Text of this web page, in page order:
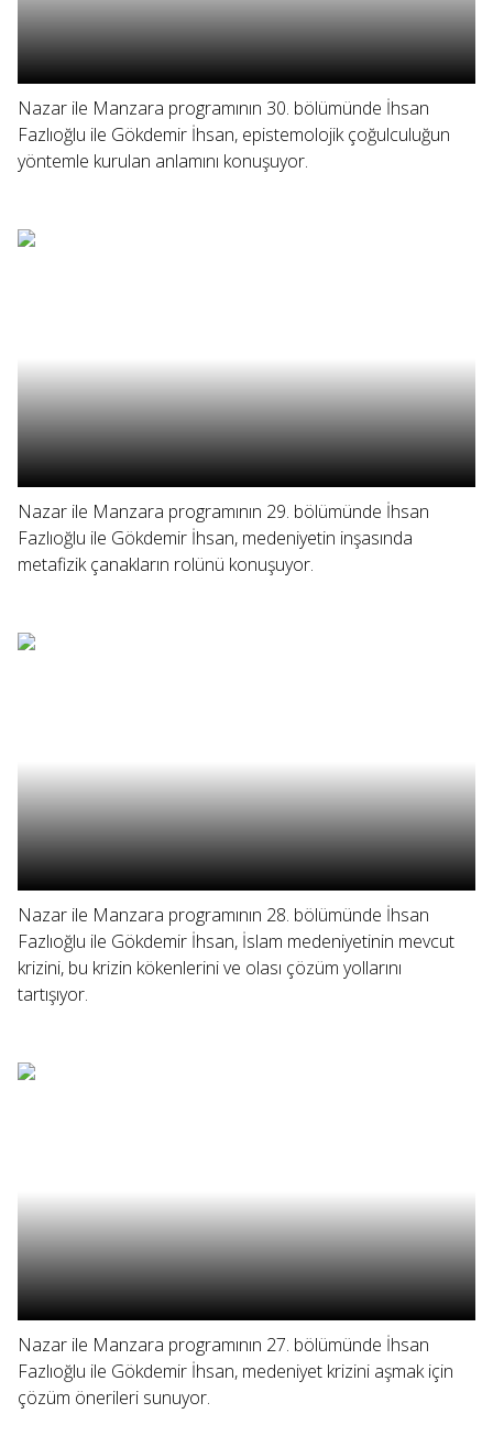
Nazar ile Manzara programının 30. bölümünde İhsan
Fazlıoğlu ile Gökdemir İhsan, epistemolojik çoğulculuğun
yöntemle kurulan anlamını konuşuyor.
Nazar ile Manzara programının 29. bölümünde İhsan
Fazlıoğlu ile Gökdemir İhsan, medeniyetin inşasında
metafizik çanakların rolünü konuşuyor.
Nazar ile Manzara programının 28. bölümünde İhsan
Fazlıoğlu ile Gökdemir İhsan, İslam medeniyetinin mevcut
krizini, bu krizin kökenlerini ve olası çözüm yollarını
tartışıyor.
Nazar ile Manzara programının 27. bölümünde İhsan
Fazlıoğlu ile Gökdemir İhsan, medeniyet krizini aşmak için
çözüm önerileri sunuyor.